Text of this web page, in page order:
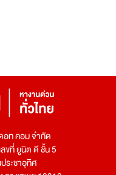
อท คอม จำกัด
ขที่ ยูนิต ดี ชั้น 5
ระชาอุทิศ